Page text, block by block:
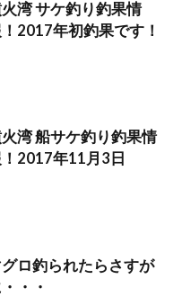
湾 サケ釣り釣果情
2017年初釣果です！
湾 船サケ釣り釣果情
2017年11月3日
ロ釣られたらさすが
・・